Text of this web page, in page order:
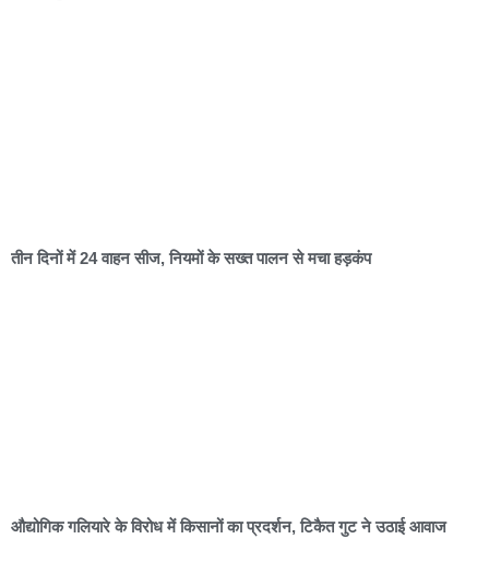
तीन दिनों में 24 वाहन सीज, नियमों के सख्त पालन से मचा हड़कंप
औद्योगिक गलियारे के विरोध में किसानों का प्रदर्शन, टिकैत गुट ने उठाई आवाज